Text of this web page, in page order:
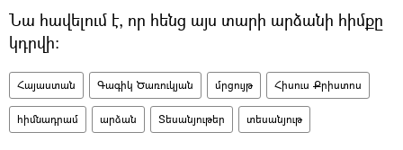
Նա հավելում է, որ հենց այս տարի արձանի հիմքը
կդրվի։
Հայաստան Գագիկ Ծառուկյան մրցույթ Հիսուս Քրիստոս
հիմնադրամ արձան Տեսանյութեր տեսանյութ